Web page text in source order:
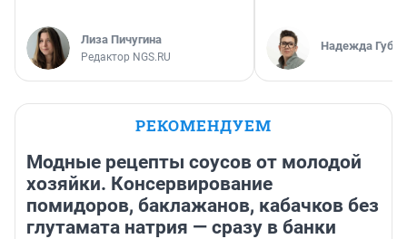
Лиза Пичугина
Редактор NGS.RU
Надежда
РЕКОМЕНДУЕМ
Модные рецепты соусов от молодой
хозяйки. Консервирование
помидоров, баклажанов, кабачков без
глутамата натрия — сразу в банки